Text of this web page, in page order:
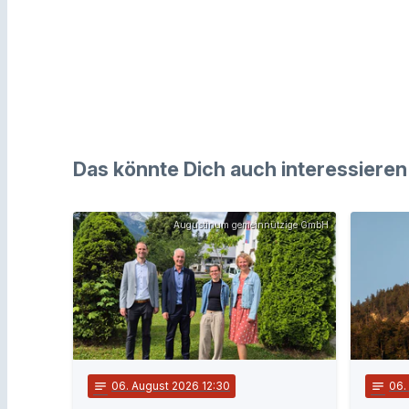
Das könnte Dich auch interessieren
Augustinum gemeinnützige GmbH
notes 06. August 2026 12:30 notes 06